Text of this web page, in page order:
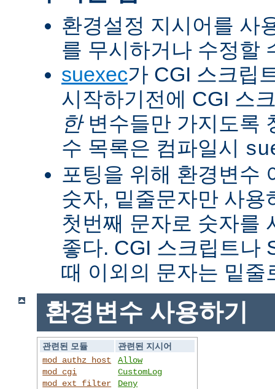
환경설정 지시어를 사
를 무시하거나 수정할
suexec가 CGI 스크립
시작하기전에 CGI 스
한변수들만 가지도록
수 목록은 컴파일시
포팅을 위해 환경변수
숫자, 밑줄문자만 사용
첫번째 문자로 숫자를
좋다. CGI 스크립트나
때 이외의 문자는 밑줄
환경변수 사용하기
관련된 모듈
관련된 지시어
mod_authz_host
mod_cgi
mod_ext_filter
Allow
CustomLog
Deny